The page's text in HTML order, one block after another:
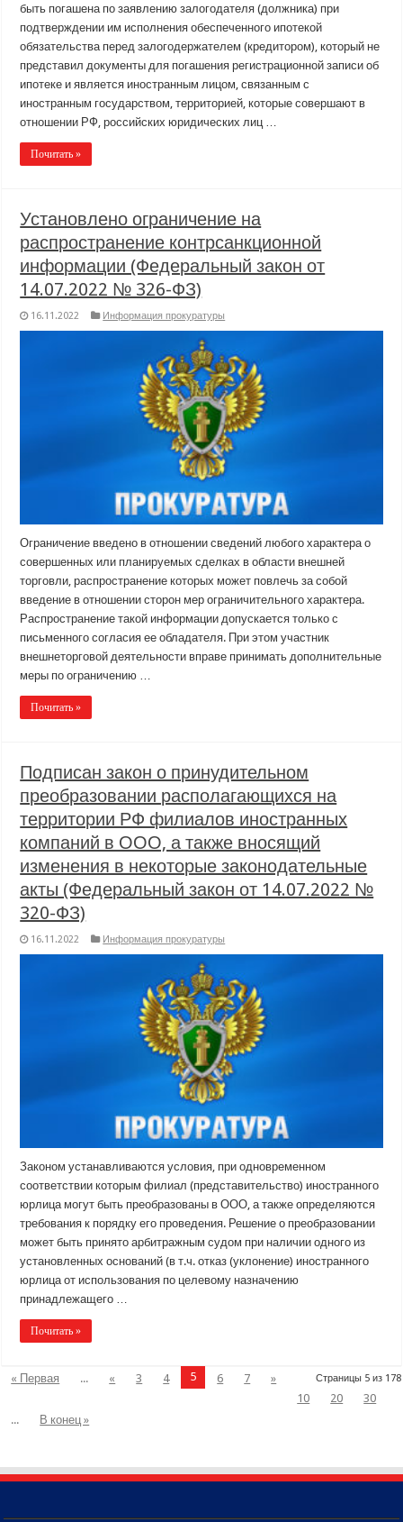
быть погашена по заявлению залогодателя (должника) при
подтверждении им исполнения обеспеченного ипотекой
обязательства перед залогодержателем (кредитором), который не
представил документы для погашения регистрационной записи об
ипотеке и является иностранным лицом, связанным с
иностранным государством, территорией, которые совершают в
отношении РФ, российских юридических лиц …
Почитать »
Установлено ограничение на
распространение контрсанкционной
информации (Федеральный закон от
14.07.2022 № 326-ФЗ)
16.11.2022 Информация прокуратуры
Ограничение введено в отношении сведений любого характера о
совершенных или планируемых сделках в области внешней
торговли, распространение которых может повлечь за собой
введение в отношении сторон мер ограничительного характера.
Распространение такой информации допускается только с
письменного согласия ее обладателя. При этом участник
внешнеторговой деятельности вправе принимать дополнительные
меры по ограничению …
Почитать »
Подписан закон о принудительном
преобразовании располагающихся на
территории РФ филиалов иностранных
компаний в ООО, а также вносящий
изменения в некоторые законодательные
акты (Федеральный закон от 14.07.2022 №
320-ФЗ)
16.11.2022 Информация прокуратуры
Законом устанавливаются условия, при одновременном
соответствии которым филиал (представительство) иностранного
юрлица могут быть преобразованы в ООО, а также определяются
требования к порядку его проведения. Решение о преобразовании
может быть принято арбитражным судом при наличии одного из
установленных оснований (в т.ч. отказ (уклонение) иностранного
юрлица от использования по целевому назначению
принадлежащего …
Почитать »
Страницы 5 из 178
« Первая ... « 3 4 5 6 7
»
10
20
30
...
В конец »